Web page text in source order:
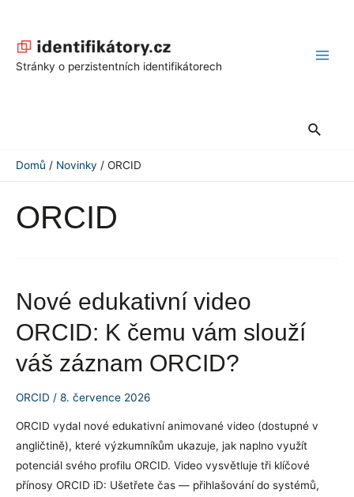
obsah
Stránky o perzistentních identifikátorech
Hledat
Domů Novinky ORCID
ORCID
Nové edukativní video
ORCID: K čemu vám slouží
váš záznam ORCID?
ORCID / 8. července 2026
ORCID vydal nové edukativní animované video (dostupné v
angličtině), které výzkumníkům ukazuje, jak naplno využít
potenciál svého profilu ORCID. Video vysvětluje tři klíčové
přínosy ORCID iD: Ušetřete čas — přihlašování do systémů,